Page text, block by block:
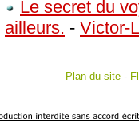
Le secret du
ailleurs. - Victor-
Plan du site-